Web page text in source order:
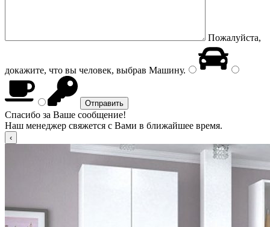
Пожалуйста,
докажите, что вы человек, выбрав Машину.
Спасибо за Ваше сообщение!
Наш менеджер свяжется с Вами в ближайшее время.